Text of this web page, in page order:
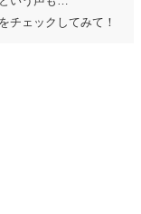
チェックしてみて！